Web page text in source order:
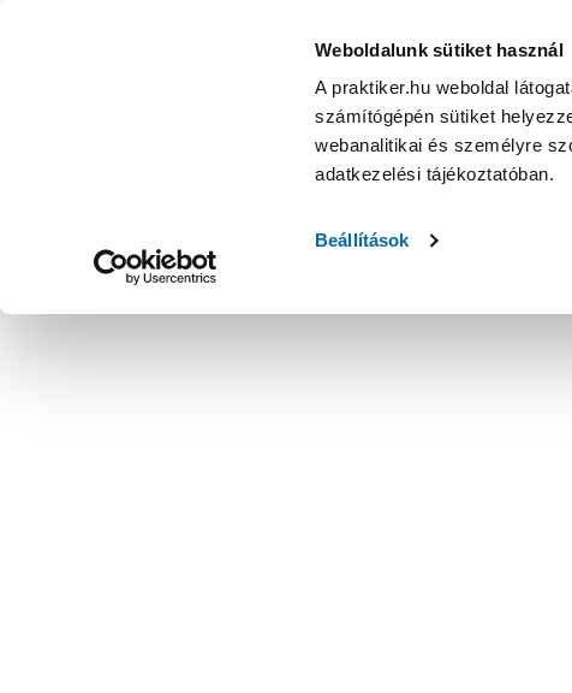
Weboldalunk sütiket használ
A praktiker.hu weboldal
számítógépén sütiket
webanalitikai és személyre
adatkezelési tájékoztatóban.
Beállítások